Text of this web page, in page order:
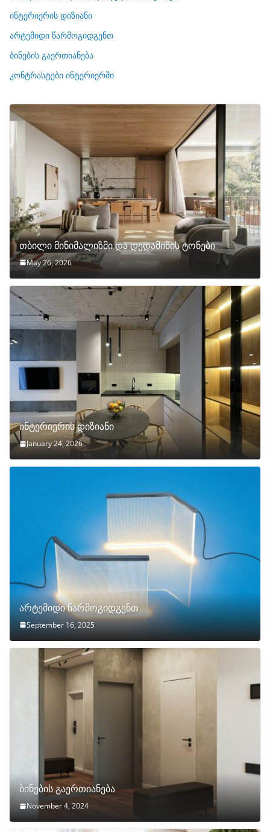
რ
ბ
ი
ინტერიერის დიზიანი
არტემიდი წარმოგიდგენთ
ბინების გაერთიანება
კონტრასტები ინტერიერში
თბილი მინიმალიზმი და დედამიწის ტონები
May 26, 2026
ინტერიერის დიზიანი
January 24, 2026
არტემიდი წარმოგიდგენთ
September 16, 2025
ბინების გაერთიანება
November 4, 2024